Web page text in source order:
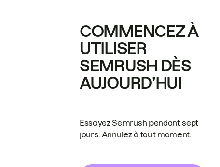
COMMENCEZ À
UTILISER
SEMRUSH DÈS
AUJOURD’HUI
Essayez Semrush pendant sept
jours. Annulez à tout moment.